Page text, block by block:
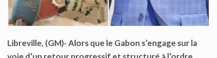
Libreville, (GM)- Alors que le Gabon s’engage sur la